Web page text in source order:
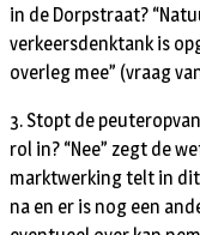
in de Dorpstraat?
verkeersdenktank is
overleg mee” (vraag
3. Stopt de
rol in? “Nee” zegt de
marktwerking telt in dit
na en er is nog een